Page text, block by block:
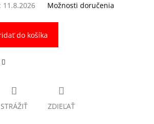
11.8.2026 Možnosti doručenia
do košíka
STRÁŽIŤ ZDIEĽAŤ